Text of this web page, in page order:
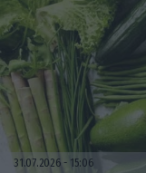
31.07.2026 15:06